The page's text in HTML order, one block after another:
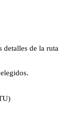
detalles de la ruta